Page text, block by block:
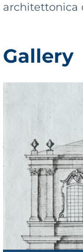
architettonica
Gallery